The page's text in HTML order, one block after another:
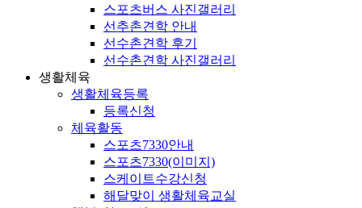
스포츠버스 사진갤러리
선추촌견학 안내
선수촌견학 후기
선수촌견학 사진갤러리
생활체육
생활체육등록
등록신청
체육활동
스포츠7330안내
스포츠7330(이미지)
스케이트수강신청
해달맞이 생활체육교실